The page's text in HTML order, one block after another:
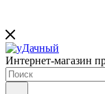
Интернет-магазин